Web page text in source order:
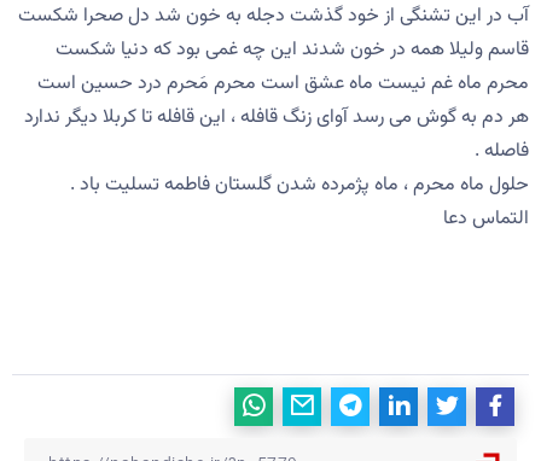
آب در این تشنگی از خود گذشت دجله به خون شد دل صحرا شکست
قاسم ولیلا همه در خون شدند این چه غمی بود که دنیا شکست
محرم ماه غم نیست ماه عشق است محرم مَحرم درد حسین است
هر دم به گوش می رسد آوای زنگ قافله ، این قافله تا كربلا دیگر ندارد
فاصله .
حلول ماه محرم ، ماه پژمرده شدن گلستان فاطمه تسلیت باد .
التماس دعا